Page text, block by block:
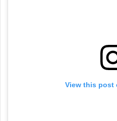
View this post